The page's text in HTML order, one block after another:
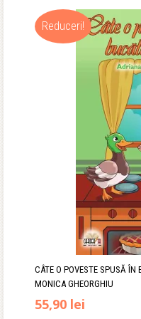
Reduceri!
CÂTE O POVESTE SPUSĂ
MONICA GHEORGHIU
Prețul
55,90 lei